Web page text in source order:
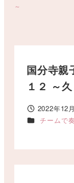
～
国分寺親
１２ ～
投稿日
2022年12
カテゴリー
チームで